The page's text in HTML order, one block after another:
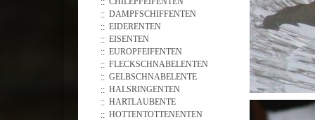
DAMPFSCHIFFENTEN
EIDERENTEN
EISENTEN
EUROPFEIFENTEN
FLECKSCHNABELENTEN
GELBSCHNABELENTE
HALSRINGENTEN
HARTLAUBENTE
HOTTENTOTTENENTEN